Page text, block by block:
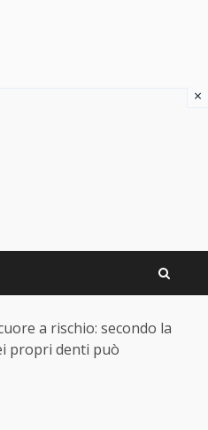
a rischio: secondo la
propri denti può
×